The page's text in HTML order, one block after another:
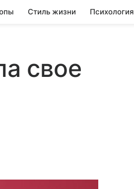
Стиль жизни Психология
свое